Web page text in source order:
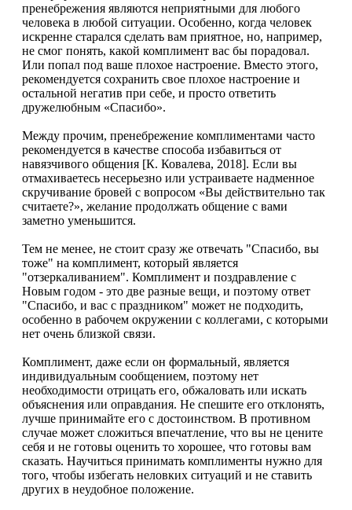
пренебрежения являются неприятными для любого
человека в любой ситуации. Особенно, когда человек
искренне старался сделать вам приятное, но, например,
не смог понять, какой комплимент вас бы порадовал.
Или попал под ваше плохое настроение. Вместо этого,
рекомендуется сохранить свое плохое настроение и
остальной негатив при себе, и просто ответить
дружелюбным «Спасибо».
Между прочим, пренебрежение комплиментами часто
рекомендуется в качестве способа избавиться от
навязчивого общения [К. Ковалева, 2018]. Если вы
отмахиваетесь несерьезно или устраиваете надменное
скручивание бровей с вопросом «Вы действительно так
считаете?», желание продолжать общение с вами
заметно уменьшится.
Тем не менее, не стоит сразу же отвечать "Спасибо, вы
тоже" на комплимент, который является
"отзеркаливанием". Комплимент и поздравление с
Новым годом - это две разные вещи, и поэтому ответ
"Спасибо, и вас с праздником" может не подходить,
особенно в рабочем окружении с коллегами, с которыми
нет очень близкой связи.
Комплимент, даже если он формальный, является
индивидуальным сообщением, поэтому нет
необходимости отрицать его, обжаловать или искать
объяснения или оправдания. Не спешите его отклонять,
лучше принимайте его с достоинством. В противном
случае может сложиться впечатление, что вы не цените
себя и не готовы оценить то хорошее, что готовы вам
сказать. Научиться принимать комплименты нужно для
того, чтобы избегать неловких ситуаций и не ставить
других в неудобное положение.